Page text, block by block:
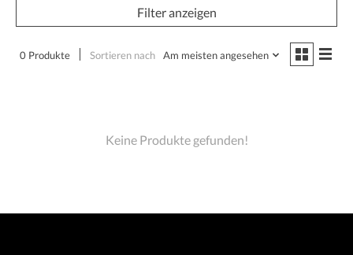
Filter anzeigen
0 Produkte Sortieren nach Am meisten angesehen
Keine Produkte gefunden!